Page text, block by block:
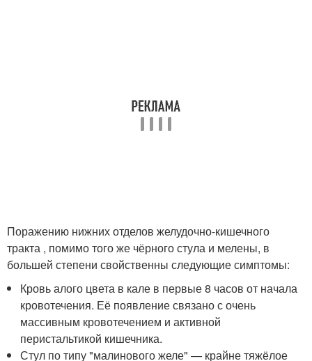
Поражению нижних отделов желудочно-кишечного
тракта , помимо того же чёрного стула и мелены, в
большей степени свойственны следующие симптомы:
Кровь алого цвета в кале в первые 8 часов от начала
кровотечения. Её появление связано с очень
массивным кровотечением и активной
перистальтикой кишечника.
Стул по типу "малинового желе" — крайне тяжёлое